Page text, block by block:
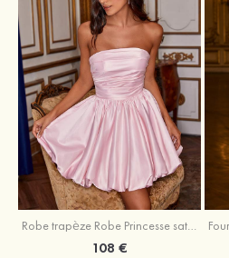
Robe trapèze Robe Princesse satin sans manches courte/mini robe de fête de la rentrée
108 €